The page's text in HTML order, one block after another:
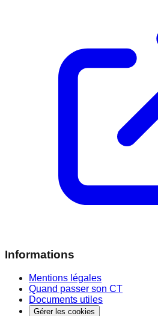
Informations
Mentions légales
Quand passer son CT
Documents utiles
Gérer les cookies